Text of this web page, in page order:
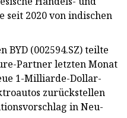
2020 von indischen
BYD (002594.SZ) teilte
Partner letzten Monat
1-Milliarde-Dollar-
zurückstellen
in Neu-